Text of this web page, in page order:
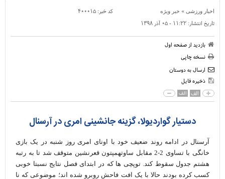
اخبار ورزشی » خبر ویژه کد خبر: ۴۰۰۰۱۵
تاریخ انتشار: ۱۱:۲۲ - ۰۵ آذر ۱۳۹۸
بازدید از صفحه اول
نسخه چاپی
ارسال به دوستان
ذخیره فایل
الف الف
دستیار گواردیولا، گزینه جانشینی امری در آرسنال
آرسنال در ادامه روند ضعیف خود با اونای امری روز شنبه در یک بازی
خانگی با تساوی 2-2 مقابل ساوتهمپتون قعرنشین متوقف شد تا به رتبه
هشتم جدول سقوط کند. توپچی ها که در ابتدای فصل نتایج نسبتا خوبی
کسب کرده بودند حالا با یک افت فاحش روبرو شده اند؛ موضوعی که نا